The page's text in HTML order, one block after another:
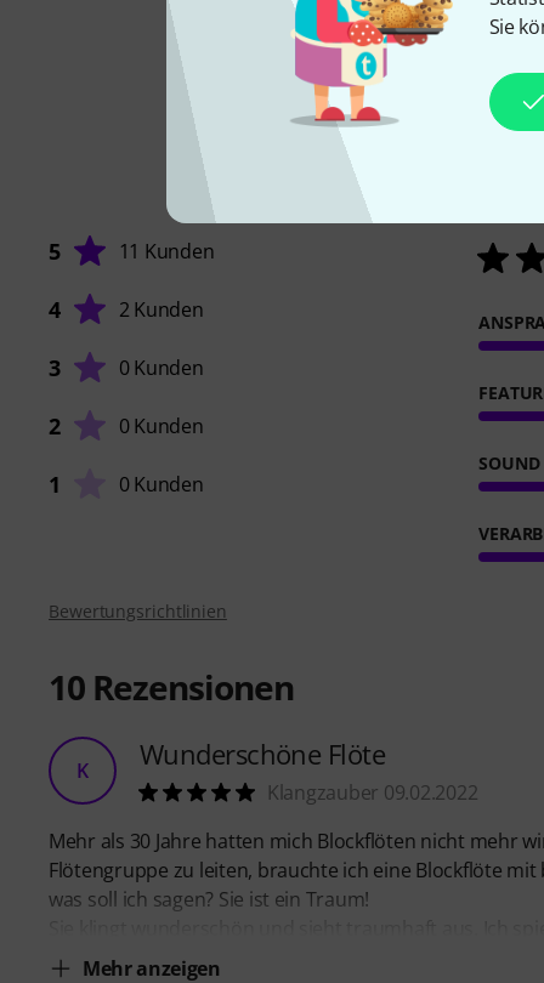
Sie
5 11 Kunden
4 2 Kunden
3 0 Kunden
2 0 Kunden
1 0 Kunden
SOUND
Bewertungsrichtlinien
10 Rezensionen
K Wunderschöne Flöte
Klangzauber 09.02.2022
Mehr als 30 Jahre hatten mich Blockflöten nicht mehr
Flötengruppe zu leiten, brauchte ich eine Blockflöte
was soll ich sagen? Sie ist ein Traum!
Mehr anzeigen